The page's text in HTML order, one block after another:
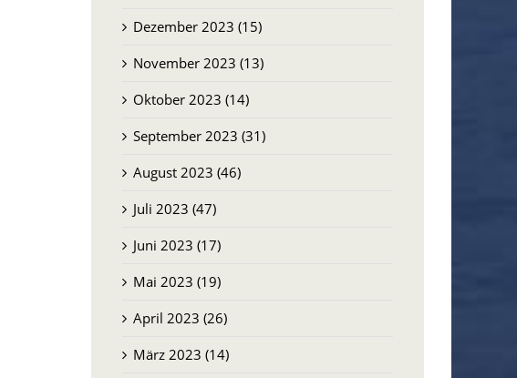
Dezember 2023 (15)
November 2023 (13)
Oktober 2023 (14)
September 2023 (31)
August 2023 (46)
Juli 2023 (47)
Juni 2023 (17)
Mai 2023 (19)
April 2023 (26)
März 2023 (14)